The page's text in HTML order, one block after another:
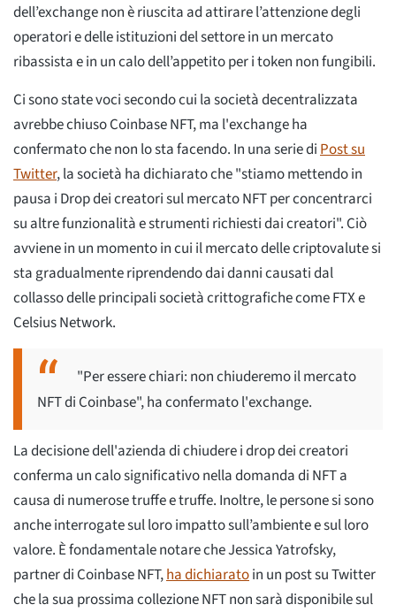
dell’exchange non è riuscita ad attirare l’attenzione degli
operatori e delle istituzioni del settore in un mercato
ribassista e in un calo dell’appetito per i token non fungibili.
Ci sono state voci secondo cui la società decentralizzata
avrebbe chiuso Coinbase NFT, ma l'exchange ha
confermato che non lo sta facendo. In una serie diPost su
Twitter, la società ha dichiarato che "stiamo mettendo in
pausa i Drop dei creatori sul mercato NFT per concentrarci
su altre funzionalità e strumenti richiesti dai creatori". Ciò
avviene in un momento in cui il mercato delle criptovalute si
sta gradualmente riprendendo dai danni causati dal
collasso delle principali società crittografiche come FTX e
Celsius Network.
"Per essere chiari: non chiuderemo il mercato
NFT di Coinbase", ha confermato l'exchange.
La decisione dell'azienda di chiudere i drop dei creatori
conferma un calo significativo nella domanda di NFT a
causa di numerose truffe e truffe. Inoltre, le persone si sono
anche interrogate sul loro impatto sull’ambiente e sul loro
valore. È fondamentale notare che Jessica Yatrofsky,
partner di Coinbase NFT,ha dichiaratoin un post su Twitter
che la sua prossima collezione NFT non sarà disponibile sul